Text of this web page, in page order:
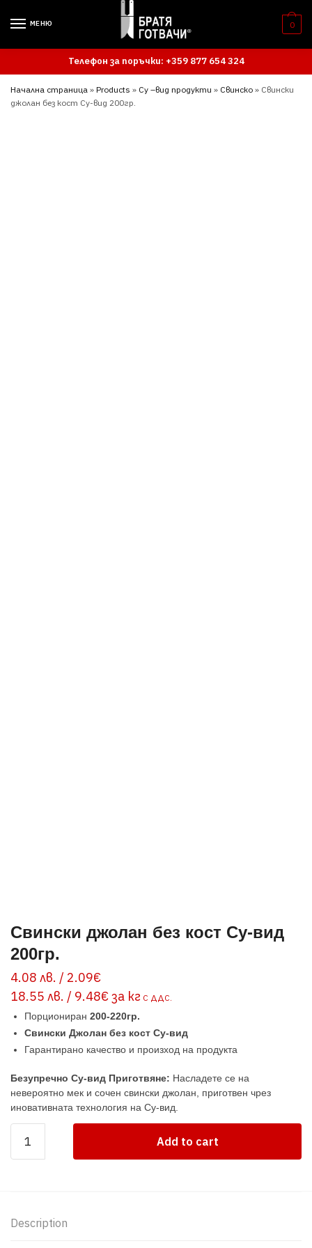
МЕНЮ 0
Телефон за поръчки: +359 877 654 324
Начална страница » Products » Су –вид продукти » Свинско » Свински
джолан без кост Су-вид 200гр.
Свински джолан без кост Су-вид
200гр.
4.08 лв. / 2.09€
18.55 лв. / 9.48€ за кг С ДДС.
Порциониран 200-220гр.
Свински Джолан без кост Су-вид
Гарантирано качество и произход на продукта
Безупречно Су-вид Приготвяне: Насладете се на
невероятно мек и сочен свински джолан, приготвен чрез
иновативната технология на Су-вид.
джолан
без
200гр.
Add to cart
Description